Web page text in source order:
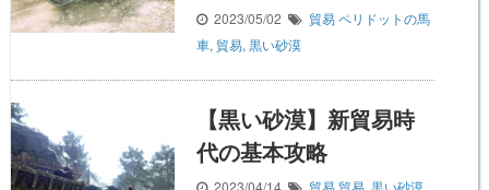
2023/05/02 貿易ペリドットの馬
車, 貿易, 黒い砂漠
【黒い砂漠】新貿易時
代の基本攻略
2023/04/14 貿易 貿易, 黒い砂漠